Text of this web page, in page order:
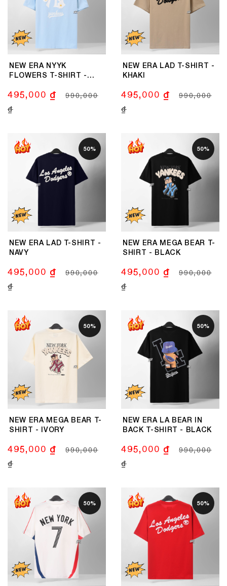
NEW ERA NYYK
FLOWERS T-SHIRT -
495,000 ₫
990,000
₫
NEW ERA LAD T-SHIRT -
KHAKI
495,000 ₫
990,000
₫
50%
NEW ERA LAD T-SHIRT -
NAVY
495,000 ₫
990,000
₫
50%
NEW ERA MEGA BEAR T-
SHIRT - BLACK
495,000 ₫
990,000
₫
50%
NEW ERA MEGA BEAR T-
SHIRT - IVORY
495,000 ₫
990,000
₫
50%
NEW ERA LA BEAR IN
BACK T-SHIRT - BLACK
495,000 ₫
990,000
₫
50% 50%